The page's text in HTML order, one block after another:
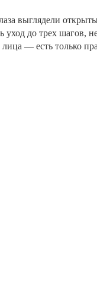
выглядели
уход до трех шагов,
— есть только